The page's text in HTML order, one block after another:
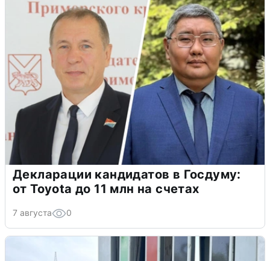
Декларации кандидатов в Госдуму:
от Toyota до 11 млн на счетах
7 августа 0